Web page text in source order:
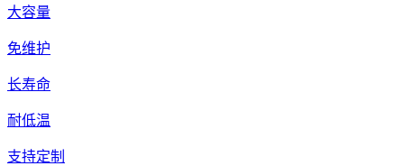
大容量
免维护
长寿命
耐低温
支持定制